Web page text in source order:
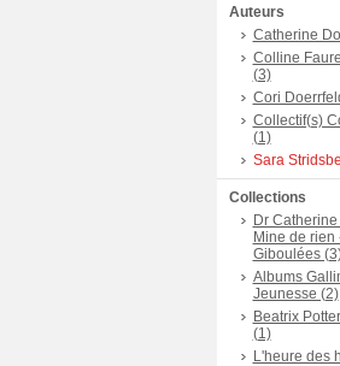
Auteurs
Catherine
Colline
(3)
Cori
Collectif(s)
(1)
Sara
Collections
Dr
Mine de rien
Giboulées
Albums
Jeunesse (2)
Beatrix
(1)
L'heure des